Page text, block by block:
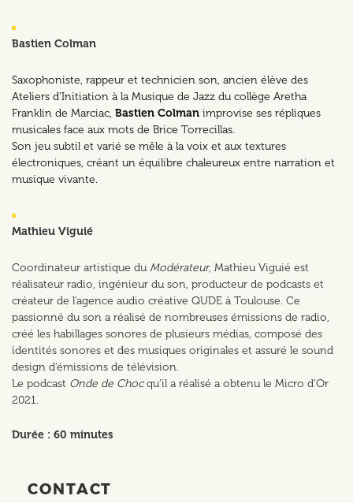
Bastien Colman
Saxophoniste, rappeur et technicien son, ancien élève des
Ateliers d’Initiation à la Musique de Jazz du collège Aretha
Franklin de Marciac, Bastien Colman improvise ses répliques
musicales face aux mots de Brice Torrecillas.
Son jeu subtil et varié se mêle à la voix et aux textures
électroniques, créant un équilibre chaleureux entre narration et
musique vivante.
Mathieu Viguié
Coordinateur artistique du Modérateur, Mathieu Viguié est
réalisateur radio, ingénieur du son, producteur de podcasts et
créateur de l’agence audio créative QUDE à Toulouse. Ce
passionné du son a réalisé de nombreuses émissions de radio,
créé les habillages sonores de plusieurs médias, composé des
identités sonores et des musiques originales et assuré le sound
design d’émissions de télévision.
Le podcast Onde de Chocqu’il a réalisé a obtenu le Micro d’Or
2021.
Durée : 60 minutes
CONTACT